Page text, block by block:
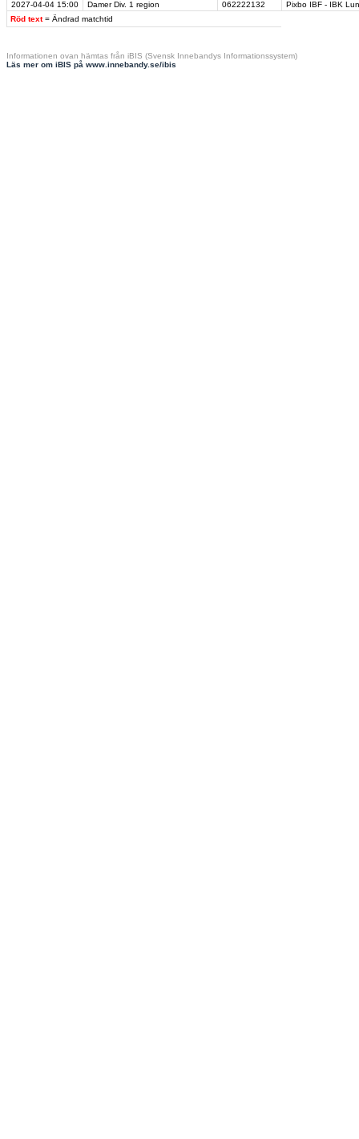
Röd text = Ändrad matchtid
2027-04-04 15:00 Damer Div. 1 region 062222132 Pixbo IBF - IBK
Informationen ovan hämtas från iBIS (Svensk Innebandys Informationssystem)
Läs mer om iBIS på www.innebandy.se/ibis